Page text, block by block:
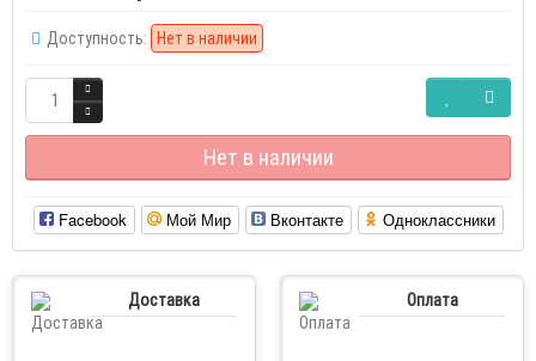
Доступность: Нет в наличии
Нет в наличии
Facebook Мой Мир Вконтакте Одноклассники
Доставка Оплата